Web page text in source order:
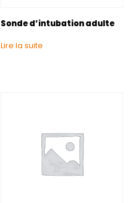
Sonde d’intubation adulte
Lire la suite